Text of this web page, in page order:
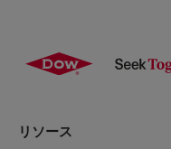
リソース